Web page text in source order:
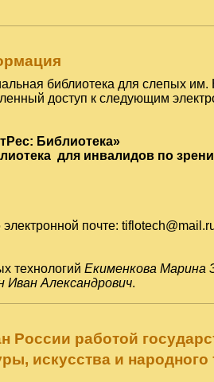
библиотека для слепых им.
доступ к следующим
Библиотека»
для инвалидов по
почте:
технологий Екименкова Марина
Иван Александрович.
России работой
искусства и народного